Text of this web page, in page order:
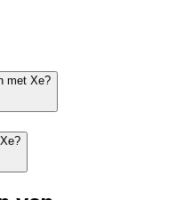
met Xe?